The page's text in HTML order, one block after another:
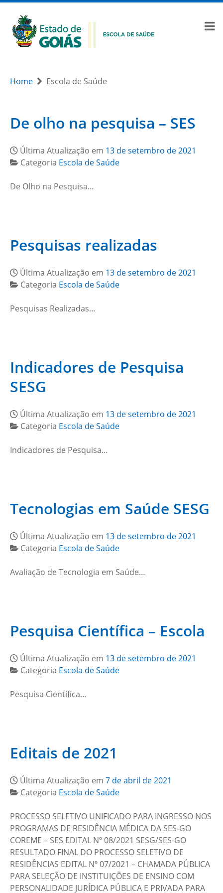
Home Escola de Saúde
De olho na pesquisa – SES
Última Atualização em 13 de setembro de 2021
Categoria Escola de Saúde
De Olho na Pesquisa…
Pesquisas realizadas
Última Atualização em 13 de setembro de 2021
Categoria Escola de Saúde
Pesquisas Realizadas…
Indicadores de Pesquisa
SESG
Última Atualização em 13 de setembro de 2021
Categoria Escola de Saúde
Indicadores de Pesquisa…
Tecnologias em Saúde SESG
Última Atualização em 13 de setembro de 2021
Categoria Escola de Saúde
Avaliação de Tecnologia em Saúde…
Pesquisa Científica – Escola
Última Atualização em 13 de setembro de 2021
Categoria Escola de Saúde
Pesquisa Científica…
Editais de 2021
Última Atualização em 7 de abril de 2021
Categoria Escola de Saúde
PROCESSO SELETIVO UNIFICADO PARA INGRESSO NOS
PROGRAMAS DE RESIDÊNCIA MÉDICA DA SES-GO
COREME – SES EDITAL Nº 08/2021 SESG/SES-GO
RESULTADO FINAL DO PROCESSO SELETIVO DE
RESIDÊNCIAS EDITAL Nº 07/2021 – CHAMADA PÚBLICA
PARA SELEÇÃO DE INSTITUIÇÕES DE ENSINO COM
PERSONALIDADE JURÍDICA PÚBLICA E PRIVADA PARA